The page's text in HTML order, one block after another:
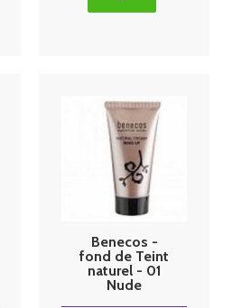
Benecos -
fond de Teint
naturel - 01
Nude